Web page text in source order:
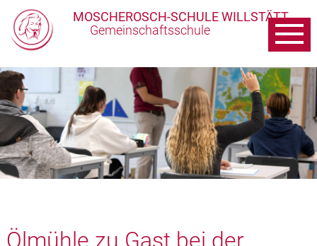
MOSCHEROSCH-SCHULE WILLSTÄTT
Gemeinschaftsschule
Ölmühle zu Gast bei der